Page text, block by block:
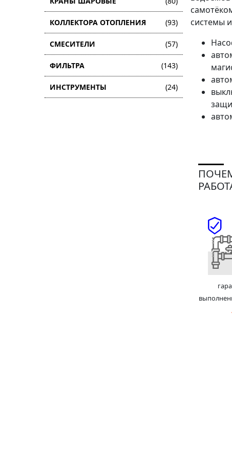
КОЛЛЕКТОРА ОТОПЛЕНИЯ (93)
СМЕСИТЕЛИ (57)
ФИЛЬТРА (143)
ИНСТРУМЕНТЫ (24)
системы